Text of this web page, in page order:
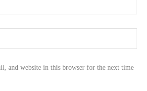
and website in this browser for the next time